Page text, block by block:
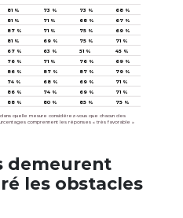
81 %
81 %
87 %
81 %
67 %
76 %
86 %
74 %
86 %
88 %
73 %
71 %
71 %
69 %
63 %
71 %
87 %
68 %
74 %
80 %
68 %
67 %
69 %
71 %
45 %
69 %
79 %
71 %
71 %
75 %
73 %
68 %
75 %
75 %
51 %
76 %
87 %
69 %
69 %
85 %
quelle mesure considérez-vous que chacun des
comprennent les réponses « très favorable »
demeurent
les obstacles